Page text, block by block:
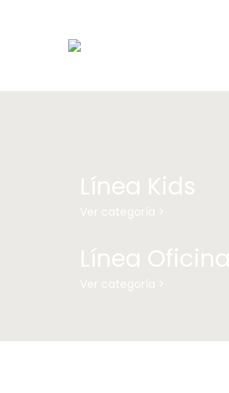
Línea Kids
Ver categoría >
Línea Oficina
Ver categoría >